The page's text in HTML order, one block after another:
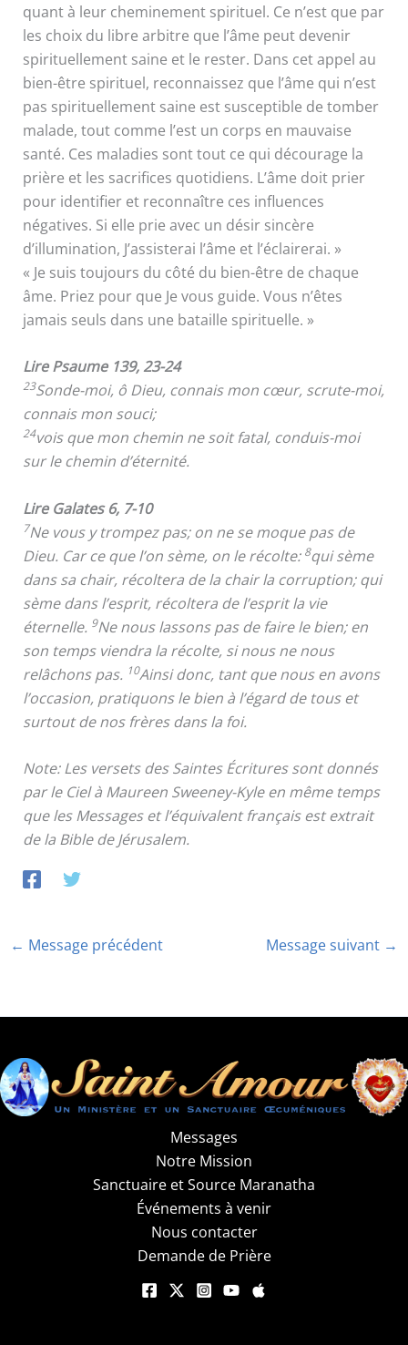
quant à leur cheminement spirituel. Ce n’est que par
les choix du libre arbitre que l’âme peut devenir
spirituellement saine et le rester. Dans cet appel au
bien-être spirituel, reconnaissez que l’âme qui n’est
pas spirituellement saine est susceptible de tomber
malade, tout comme l’est un corps en mauvaise
santé. Ces maladies sont tout ce qui décourage la
prière et les sacrifices quotidiens. L’âme doit prier
pour identifier et reconnaître ces influences
négatives. Si elle prie avec un désir sincère
d’illumination, J’assisterai l’âme et l’éclairerai. »
« Je suis toujours du côté du bien-être de chaque
âme. Priez pour que Je vous guide. Vous n’êtes
jamais seuls dans une bataille spirituelle. »
Lire Psaume 139, 23-24
23Sonde-moi, ô Dieu, connais mon cœur, scrute-moi,
connais mon souci;
24vois que mon chemin ne soit fatal, conduis-moi
sur le chemin d’éternité.
Lire Galates 6, 7-10
7Ne vous y trompez pas; on ne se moque pas de
Dieu. Car ce que l’on sème, on le récolte: 8qui sème
dans sa chair, récoltera de la chair la corruption; qui
sème dans l’esprit, récoltera de l’esprit la vie
éternelle. 9Ne nous lassons pas de faire le bien; en
son temps viendra la récolte, si nous ne nous
relâchons pas. 10Ainsi donc, tant que nous en avons
l’occasion, pratiquons le bien à l’égard de tous et
surtout de nos frères dans la foi.
Note: Les versets des Saintes Écritures sont donnés
par le Ciel à Maureen Sweeney-Kyle en même temps
que les Messages et l’équivalent français est extrait
de la Bible de Jérusalem.
← Message précédent Message suivant →
Messages
Notre Mission
Sanctuaire et Source Maranatha
Événements à venir
Nous contacter
Demande de Prière